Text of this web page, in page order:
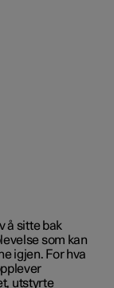
å sitte bak
som kan
igjen. For hva
utstyrte